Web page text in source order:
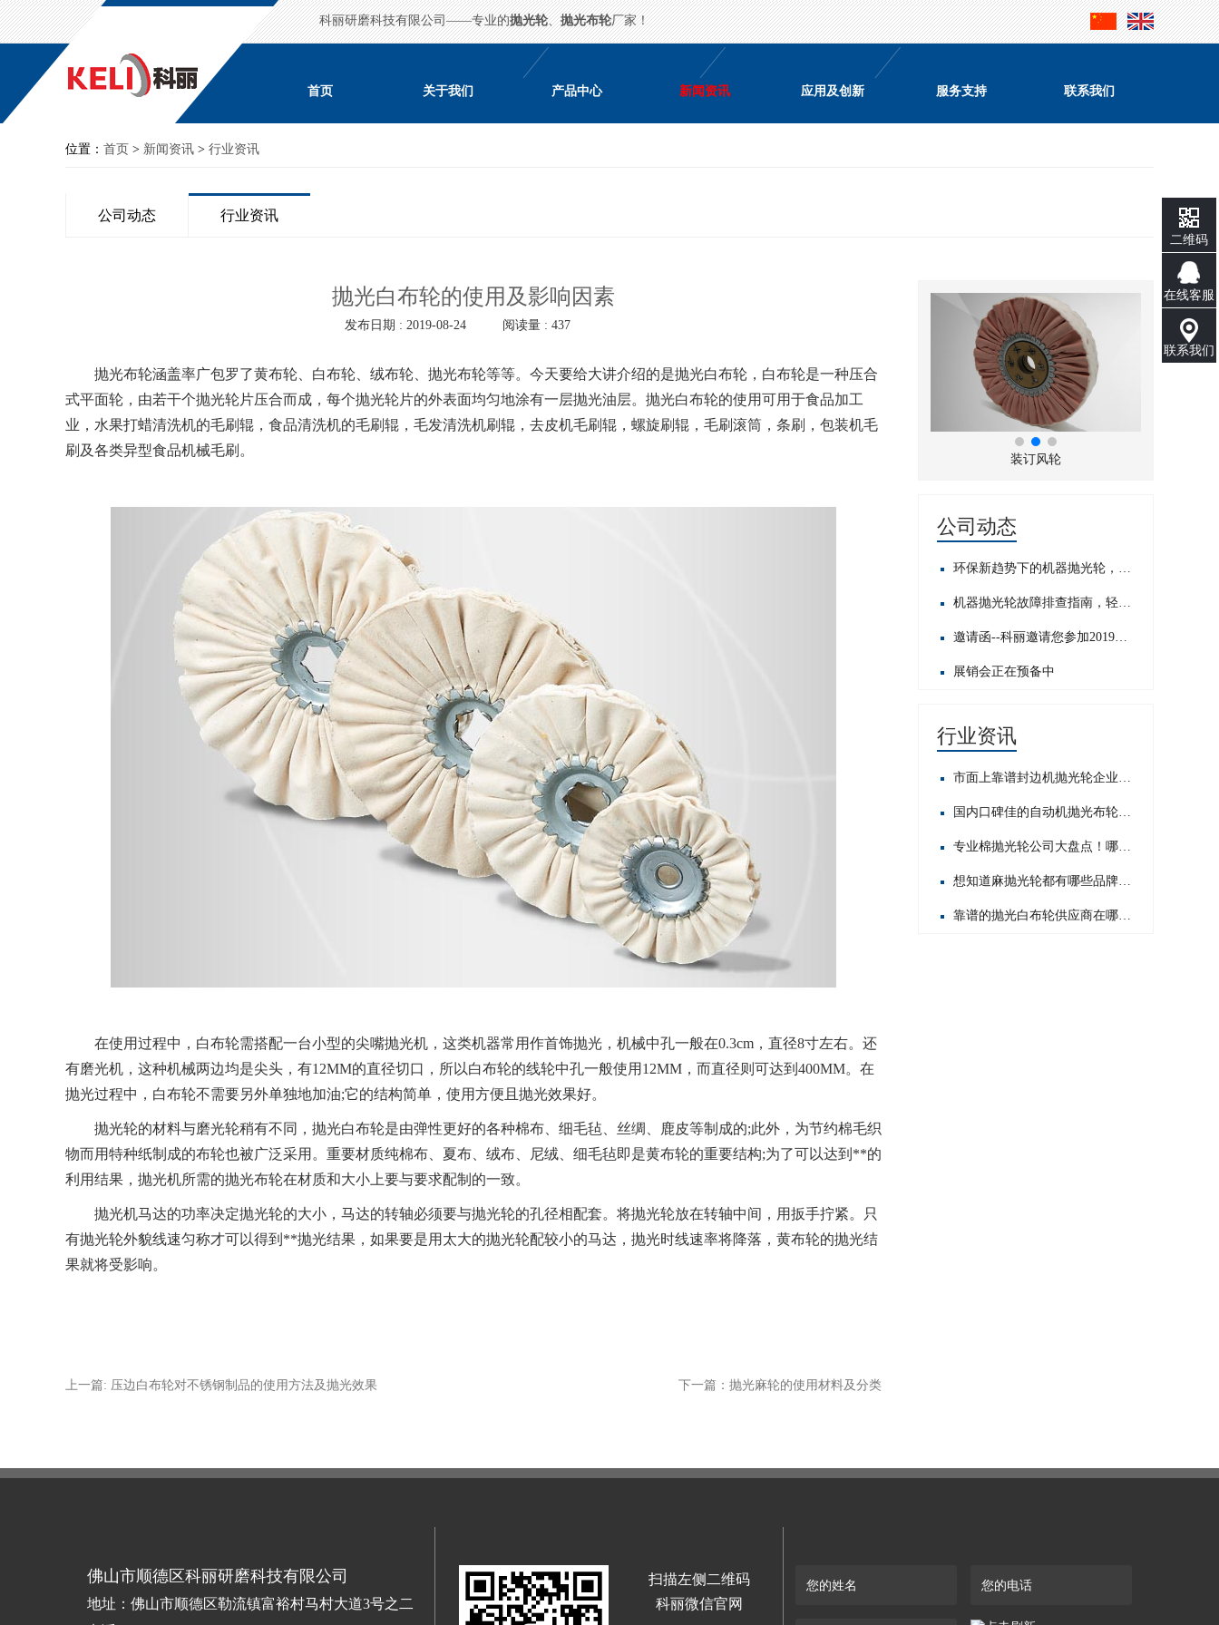
科丽研磨科技有限公司——专业的抛光轮、抛光布轮厂家！
首页 关于我们 产品中心 新闻资讯 应用及创新 服务支持 联系我们
位置： 首页 > 新闻资讯 > 行业资讯
公司动态 行业资讯
抛光白布轮的使用及影响因素
发布日期 : 2019-08-24 阅读量 : 437
抛光布轮涵盖率广包罗了黄布轮、白布轮、绒布轮、抛光布轮等等。今天要给大讲介绍的是抛光白布轮，白布轮是一种压合
式平面轮，由若干个抛光轮片压合而成，每个抛光轮片的外表面均匀地涂有一层抛光油层。抛光白布轮的使用可用于食品加工
业，水果打蜡清洗机的毛刷辊，食品清洗机的毛刷辊，毛发清洗机刷辊，去皮机毛刷辊，螺旋刷辊，毛刷滚筒，条刷，包装机毛
刷及各类异型食品机械毛刷。
在使用过程中，白布轮需搭配一台小型的尖嘴抛光机，这类机器常用作首饰抛光，机械中孔一般在0.3cm，直径8寸左右。还
有磨光机，这种机械两边均是尖头，有12MM的直径切口，所以白布轮的线轮中孔一般使用12MM，而直径则可达到400MM。在
抛光过程中，白布轮不需要另外单独地加油;它的结构简单，使用方便且抛光效果好。
抛光轮的材料与磨光轮稍有不同，抛光白布轮是由弹性更好的各种棉布、细毛毡、丝绸、鹿皮等制成的;此外，为节约棉毛织
物而用特种纸制成的布轮也被广泛采用。重要材质纯棉布、夏布、绒布、尼绒、细毛毡即是黄布轮的重要结构;为了可以达到**的
利用结果，抛光机所需的抛光布轮在材质和大小上要与要求配制的一致。
抛光机马达的功率决定抛光轮的大小，马达的转轴必须要与抛光轮的孔径相配套。将抛光轮放在转轴中间，用扳手拧紧。只
有抛光轮外貌线速匀称才可以得到**抛光结果，如果要是用太大的抛光轮配较小的马达，抛光时线速率将降落，黄布轮的抛光结
果就将受影响。
上一篇: 压边白布轮对不锈钢制品的使用方法及抛光效果 下一篇：抛光麻轮的使用材料及分类
装订风轮
公司动态
环保新趋势下的机器抛光轮，发展前景如何？
机器抛光轮故障排查指南，轻松应对常见问题​
邀请函--科丽邀请您参加2019中国国际五金展
展销会正在预备中
行业资讯
市面上靠谱封边机抛光轮企业大搜罗，哪家才是你的心头好？
国内口碑佳的自动机抛光布轮公司大盘点，这些值得关注！
专业棉抛光轮公司大盘点！哪家才是行业佼佼者？
想知道麻抛光轮都有哪些品牌？这里为你揭晓热门之选！
靠谱的抛光白布轮供应商在哪？这几家值得你重点关注！
佛山市顺德区科丽研磨科技有限公司
地址：佛山市顺德区勒流镇富裕村马村大道3号之二
扫描左侧二维码
科丽微信官网
二维码
在线客服
联系我们